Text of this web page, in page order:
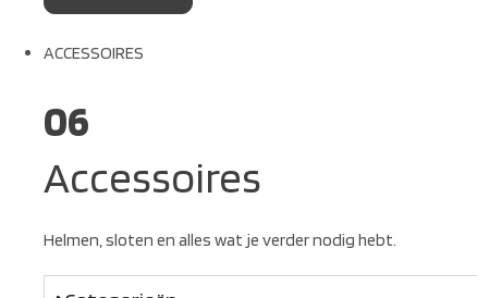
ACCESSOIRES
06
Accessoires
Helmen, sloten en alles wat je verder nodig hebt.